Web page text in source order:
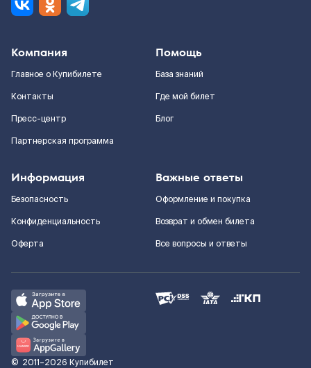
Компания
Главное о Купибилете
Контакты
Пресс-центр
Партнерская программа
Помощь
База знаний
Где мой билет
Блог
Информация
Безопасность
Конфиденциальность
Оферта
Важные ответы
Оформление и покупка
Возврат и обмен билета
Все вопросы и ответы
© 2011–2026 Купибилет